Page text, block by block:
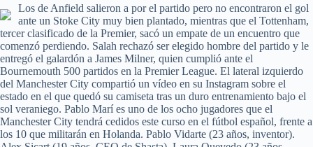
Los de Anfield salieron a por el partido pero no encontraron el gol
ante un Stoke City muy bien plantado, mientras que el Tottenham,
tercer clasificado de la Premier, sacó un empate de un encuentro que
comenzó perdiendo. Salah rechazó ser elegido hombre del partido y le
entregó el galardón a James Milner, quien cumplió ante el
Bournemouth 500 partidos en la Premier League. El lateral izquierdo
del Manchester City compartió un vídeo en su Instagram sobre el
estado en el que quedó su camiseta tras un duro entrenamiento bajo el
sol veraniego. Pablo Marí es uno de los ocho jugadores que el
Manchester City tendrá cedidos este curso en el fútbol español, frente a
los 10 que militarán en Holanda. Pablo Vidarte (23 años, inventor).